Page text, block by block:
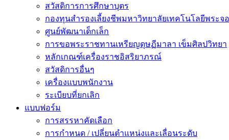
สวัสดิการการศึกษาบุตร
กองทุนสำรองเลี้ยงชีพมหาวิทยาลัยเทคโนโลยีพระจ
ศูนย์พัฒนาเด็กเล็ก
การขอพระราชทานเหรียญดุษฏีมาลา เข็มศิลปวิทยา
หลักเกณฑ์เครื่องราชอิสริยาภรณ์
สวัสดิการอื่นๆ
เครื่องแบบพนักงาน
ระเบียบที่ยกเลิก
แบบฟอร์ม
การสรรหาคัดเลือก
การกำหนด / เปลี่ยนตำแหน่งและเลื่อนระดับ